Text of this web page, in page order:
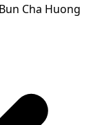
Cha Huong